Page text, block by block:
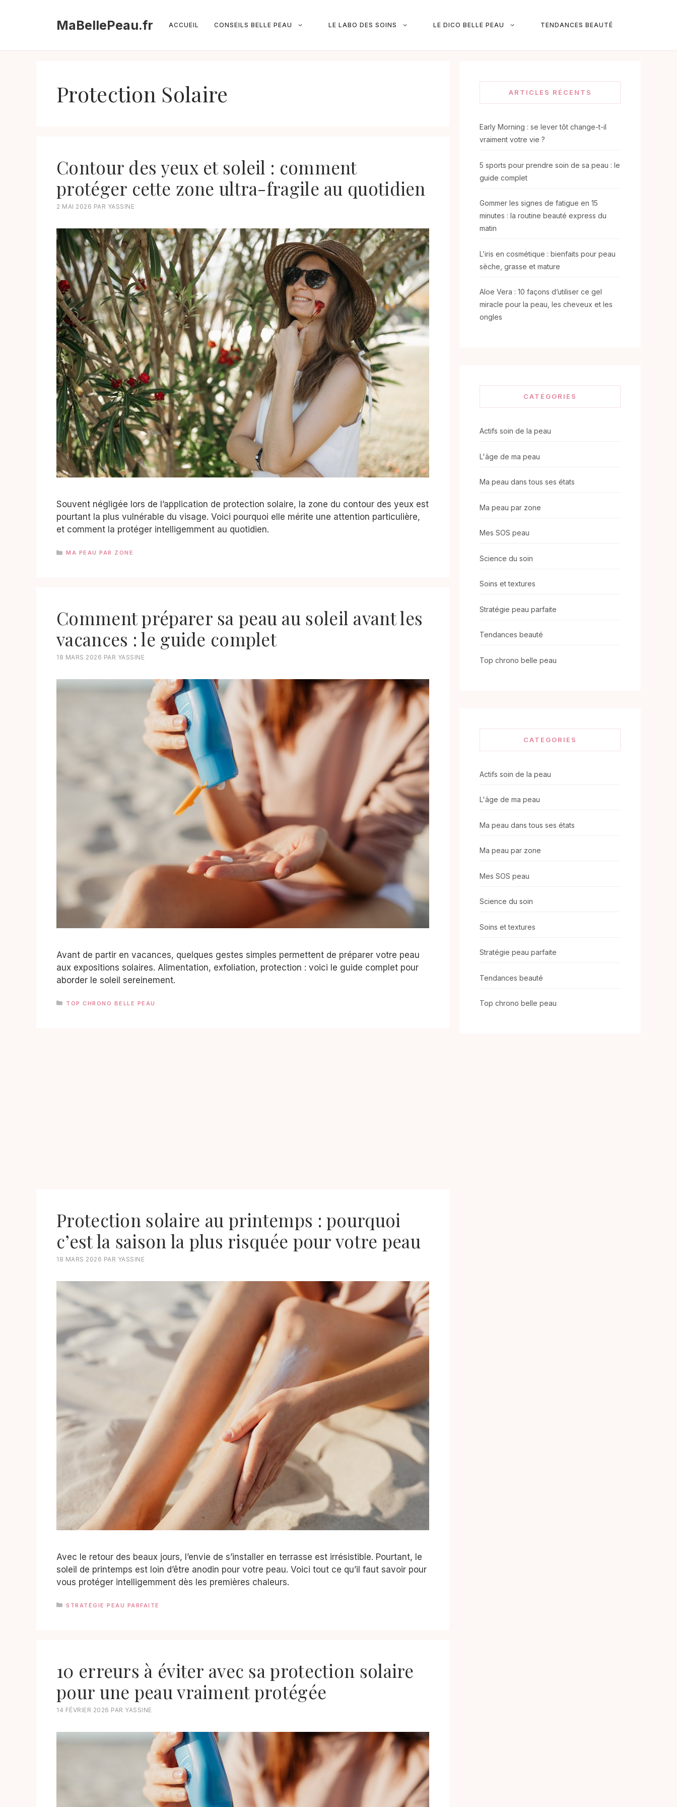
MaBellePeau.fr ACCUEIL CONSEILS BELLE PEAU LE LABO DES SOINS LE DICO BELLE PEAU TENDANCES BEAUTÉ
Protection Solaire
Contour des yeux et soleil : comment
protéger cette zone ultra-fragile au quotidien
2 MAI 2026 PAR YASSINE
Souvent négligée lors de l’application de protection solaire, la zone du contour des yeux est
pourtant la plus vulnérable du visage. Voici pourquoi elle mérite une attention particulière,
et comment la protéger intelligemment au quotidien.
CATÉGORIES
MA PEAU PAR ZONE
Comment préparer sa peau au soleil avant les
vacances : le guide complet
18 MARS 2026 PAR YASSINE
Avant de partir en vacances, quelques gestes simples permettent de préparer votre peau
aux expositions solaires. Alimentation, exfoliation, protection : voici le guide complet pour
aborder le soleil sereinement.
CATÉGORIES
TOP CHRONO BELLE PEAU
Protection solaire au printemps : pourquoi
c’est la saison la plus risquée pour votre peau
18 MARS 2026 PAR YASSINE
Avec le retour des beaux jours, l’envie de s’installer en terrasse est irrésistible. Pourtant, le
soleil de printemps est loin d’être anodin pour votre peau. Voici tout ce qu’il faut savoir pour
vous protéger intelligemment dès les premières chaleurs.
CATÉGORIES
STRATÉGIE PEAU PARFAITE
10 erreurs à éviter avec sa protection solaire
pour une peau vraiment protégée
14 FÉVRIER 2026 PAR YASSINE
ARTICLES RÉCENTS
Early Morning : se lever tôt change-t-il
vraiment votre vie ?
5 sports pour prendre soin de sa peau : le
guide complet
Gommer les signes de fatigue en 15
minutes : la routine beauté express du
matin
L’iris en cosmétique : bienfaits pour peau
sèche, grasse et mature
Aloe Vera : 10 façons d’utiliser ce gel
miracle pour la peau, les cheveux et les
ongles
CATÉGORIES
Actifs soin de la peau
L'âge de ma peau
Ma peau dans tous ses états
Ma peau par zone
Mes SOS peau
Science du soin
Soins et textures
Stratégie peau parfaite
Tendances beauté
Top chrono belle peau
CATEGORIES
Actifs soin de la peau
L'âge de ma peau
Ma peau dans tous ses états
Ma peau par zone
Mes SOS peau
Science du soin
Soins et textures
Stratégie peau parfaite
Tendances beauté
Top chrono belle peau